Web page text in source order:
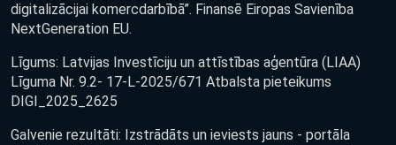
digitalizācijai komercdarbībā”. Finansē Eiropas Savienība
NextGeneration EU.
Līgums: Latvijas Investīciju un attīstības aģentūra (LIAA)
Līguma Nr. 9.2- 17-L-2025/671 Atbalsta pieteikums
DIGI_2025_2625
Galvenie rezultāti: Izstrādāts un ieviests jauns - portāla